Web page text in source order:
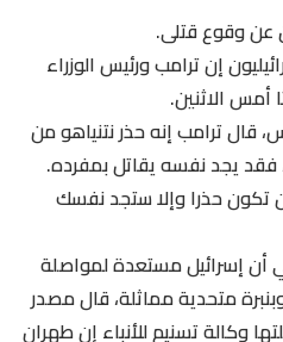
عن وقوع قتلى.
إن ترامب ورئيس الوزراء
أمس الاثنين.
ترامب إنه حذر نتنياهو من
فقد يجد نفسه يقاتل بمفرده.
تكون حذرا وإلا ستجد نفسك
إسرائيل مستعدة ​لمواصلة
متحدية ⁠مماثلة، قال مصدر
وكالة تسنيم للأنباء إن طهران